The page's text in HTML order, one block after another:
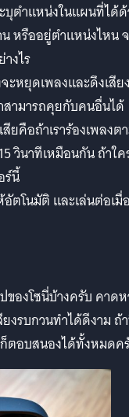
บุตำแหน่งในแผนที่ได้
หรืออยู่ตำแหน่งไหน
งไร
ะหยุดเพลงและดึงเสีย
สามารถคุยกับคนอื่นได้
คือถ้าเราร้องเพลงต
วินาทีเหมือนกัน ถ้าใค
ร์นี้
ตโนมัติ และเล่นต่อเมื่
ของโซนี่บ้างครับ คาด
งรบกวนทำได้ดีงาม ถ้
ตอบสนองได้ทั้งหมดค